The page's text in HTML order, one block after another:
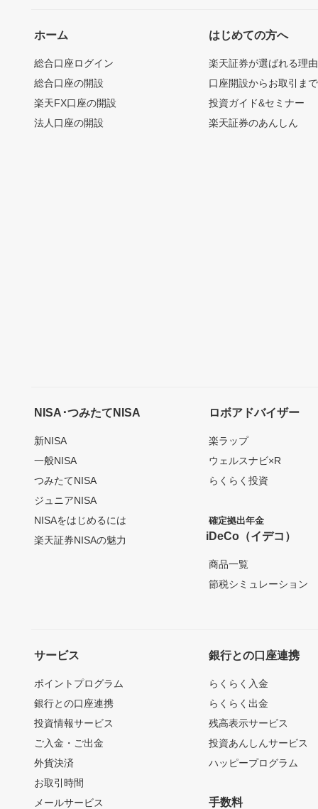
ホーム
総合口座ログイン
総合口座の開設
楽天FX口座の開設
法人口座の開設
はじめての方へ
楽天証券が選ばれる理由
口座開設からお取引ま
投資ガイド&セミナー
楽天証券のあんしん
NISA･つみたてNISA
新NISA
一般NISA
つみたてNISA
ジュニアNISA
NISAをはじめるには
楽天証券NISAの魅力
ロボアドバイザー
楽ラップ
ウェルスナビ×R
らくらく投資
確定拠出年金
iDeCo（イデコ）
商品一覧
節税シミュレーション
サービス
ポイントプログラム
銀行との口座連携
投資情報サービス
ご入金・ご出金
外貨決済
お取引時間
メールサービス
銀行との口座連携
らくらく入金
らくらく出金
残高表示サービス
投資あんしんサービス
ハッピープログラム
手数料